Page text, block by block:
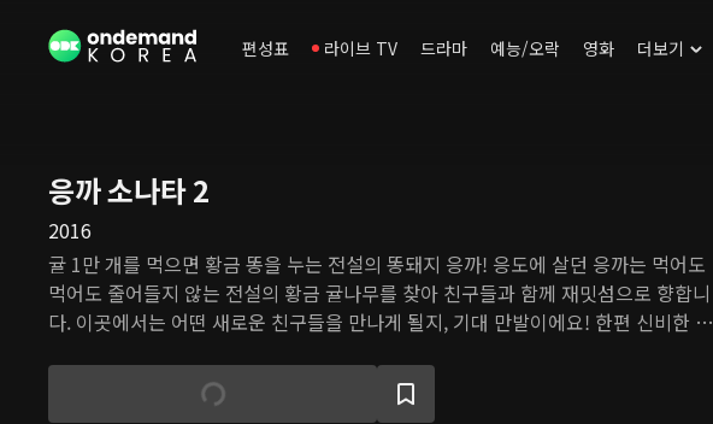
편성표 라이브 TV 드라마 예능/오락 영화 더보기
응까 소나타 2
2016
귤 1만 개를 먹으면 황금 똥을 누는 전설의 똥돼지 응까! 응도에 살던 응까는 먹어도
먹어도 줄어들지 않는 전설의 황금 귤나무를 찾아 친구들과 함께 재밋섬으로 향합니
다. 이곳에서는 어떤 새로운 친구들을 만나게 될지, 기대 만발이에요! 한편 신비한 능
와 친구들은 마녀 스파게티의 무시무시한 마법과 크랩 선장이 이끄는 해적들을 물리
치고 즐거운 모험을 계속할 수 있을까요?